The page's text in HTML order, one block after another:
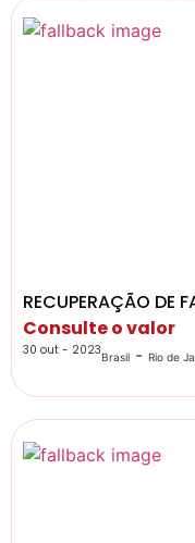
RECUPERAÇÃO DE
Consulte o valor
30 out - 2023Brasil - Rio de